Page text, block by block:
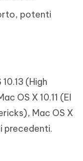
potenti
(High
OS X 10.11 (El
Mac OS X
precedenti.